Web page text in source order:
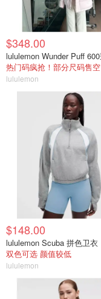
$348.00
热门码疯抢！部分尺码售空
lululemon
$148.00
lululemon Scuba 拼色卫衣
双色可选 颜值较低
lululemon